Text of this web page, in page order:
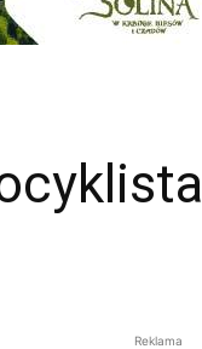
Reklama